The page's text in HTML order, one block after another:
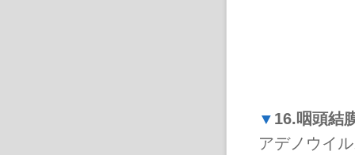
▼ 16.咽頭結
アデノウイ